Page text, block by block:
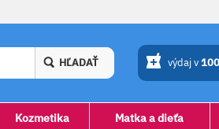
HĽADAŤ výdaj v100
Kozmetika Matka a dieťa